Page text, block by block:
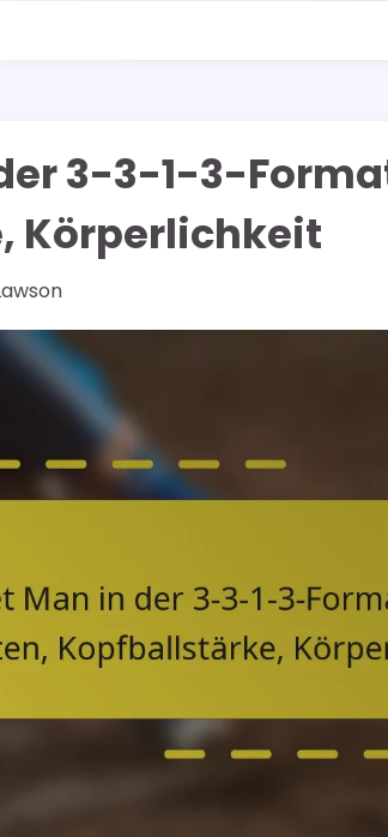
3-3-1-3-
Körperlichkeit